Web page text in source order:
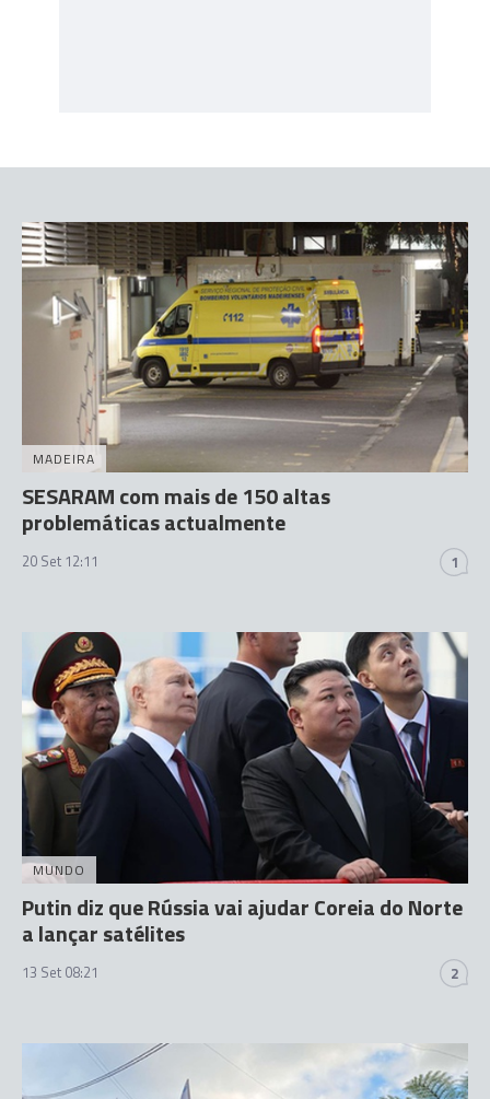
MADEIRA
SESARAM com mais de 150 altas
problemáticas actualmente
20 Set 12:11 1
MUNDO
Putin diz que Rússia vai ajudar Coreia do Norte
a lançar satélites
13 Set 08:21 2